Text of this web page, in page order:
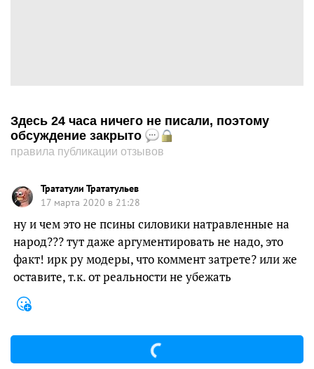
Здесь 24 часа ничего не писали, поэтому
обсуждение закрыто
правила публикации отзывов
Трататули Трататульев
17 марта 2020 в 21:28
ну и чем это не псины силовики натравленные на
народ??? тут даже аргументировать не надо, это
факт! ирк ру модеры, что коммент затрете? или же
оставите, т.к. от реальности не убежать